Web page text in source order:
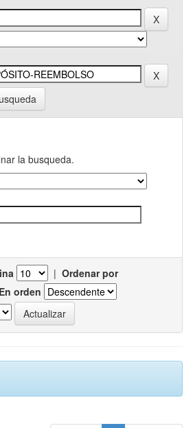
la busqueda.
| Ordenar por
En orden